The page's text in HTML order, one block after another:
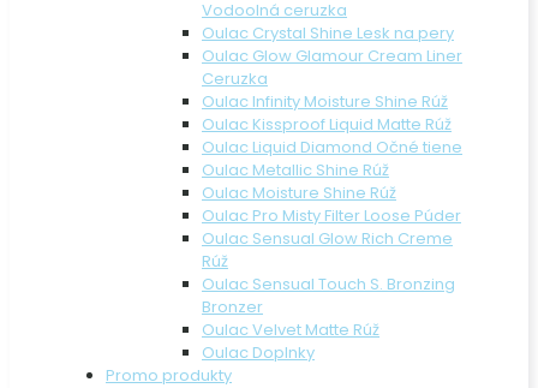
Vodoolná ceruzka
Oulac Crystal Shine Lesk na pery
Oulac Glow Glamour Cream Liner
Ceruzka
Oulac Infinity Moisture Shine Rúž
Oulac Kissproof Liquid Matte Rúž
Oulac Liquid Diamond Očné tiene
Oulac Metallic Shine Rúž
Oulac Moisture Shine Rúž
Oulac Pro Misty Filter Loose Púder
Oulac Sensual Glow Rich Creme
Rúž
Oulac Sensual Touch S. Bronzing
Bronzer
Oulac Velvet Matte Rúž
Oulac Doplnky
Promo produkty